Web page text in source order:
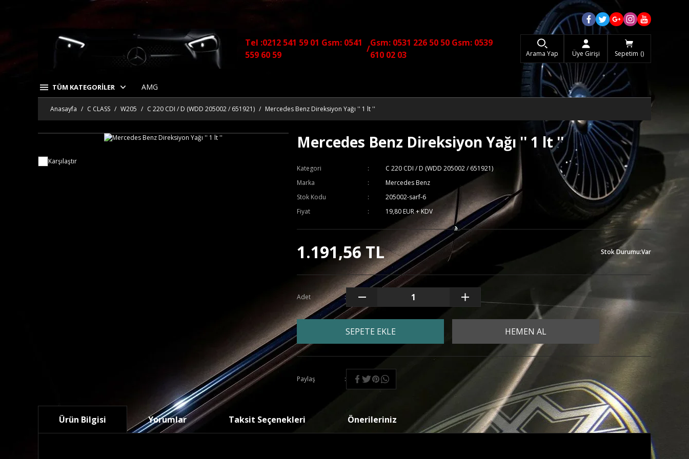
Tel :0212 541 59 01 Gsm: 0541
559 60 59
/
Gsm: 0531 226 50 50 Gsm: 0539
610 02 03
Arama Yap Üye Girişi Sepetim
TÜM KATEGORİLER AMG
Anasayfa C CLASS W205 C 220 CDI / D (WDD 205002 / 651921) Mercedes Benz Direksiyon Yağı '' 1 lt ''
Karşılaştır
Mercedes Benz Direksiyon Yağı '' 1 lt ''
Kategori
C 220 CDI / D (WDD 205002 / 651921)
Marka
Mercedes Benz
Stok Kodu
205002-sarf-6
Fiyat
19,80 EUR + KDV
1.191,56 TL Stok Durumu:Var
Adet
SEPETE EKLE HEMEN AL
Paylaş
Ürün Bilgisi Yorumlar Taksit Seçenekleri Önerileriniz